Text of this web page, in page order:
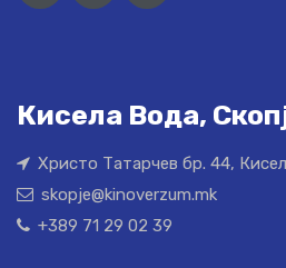
Кисела Вода,
Христо Татарчев бр. 44,
skopje@kinoverzum.mk
+389 71 29 02 39